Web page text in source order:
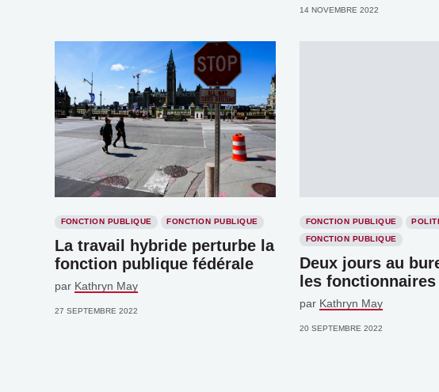
14 NOVEMBRE 2022
FONCTION PUBLIQUE FONCTION PUBLIQUE
La travail hybride perturbe la
fonction publique fédérale
par Kathryn May
27 SEPTEMBRE 2022
FONCTION PUBLIQUE
FONCTION PUBLIQUE
Deux jours au
les
par Kathryn May
20 SEPTEMBRE 2022